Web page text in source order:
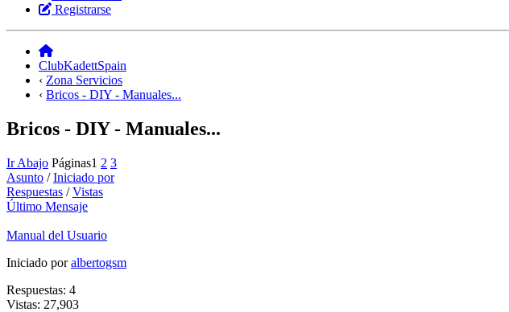
Registrarse
ClubKadettSpain
‹ Zona Servicios
‹ Bricos - DIY - Manuales...
Bricos - DIY - Manuales...
Ir Abajo Páginas1 2 3
Asunto /Iniciado por
Respuestas /Vistas
Último Mensaje
Manual del Usuario
Iniciado poralbertogsm
Respuestas: 4
Vistas: 27,903